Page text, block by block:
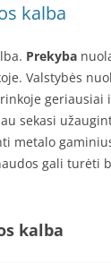
kalba
Prekyba
Valstybės
geriausiai
sekasi
metalo
gali turėti
kalba